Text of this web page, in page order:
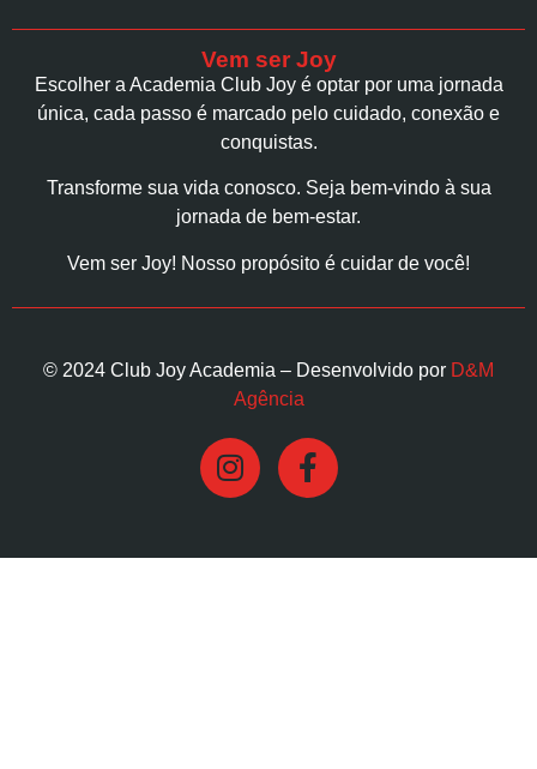
Vem ser Joy
Escolher a Academia Club Joy é optar por uma jornada
única, cada passo é marcado pelo cuidado, conexão e
conquistas.
Transforme sua vida conosco. Seja bem-vindo à sua
jornada de bem-estar.
Vem ser Joy! Nosso propósito é cuidar de você!
© 2024 Club Joy Academia – Desenvolvido por D&M
Agência